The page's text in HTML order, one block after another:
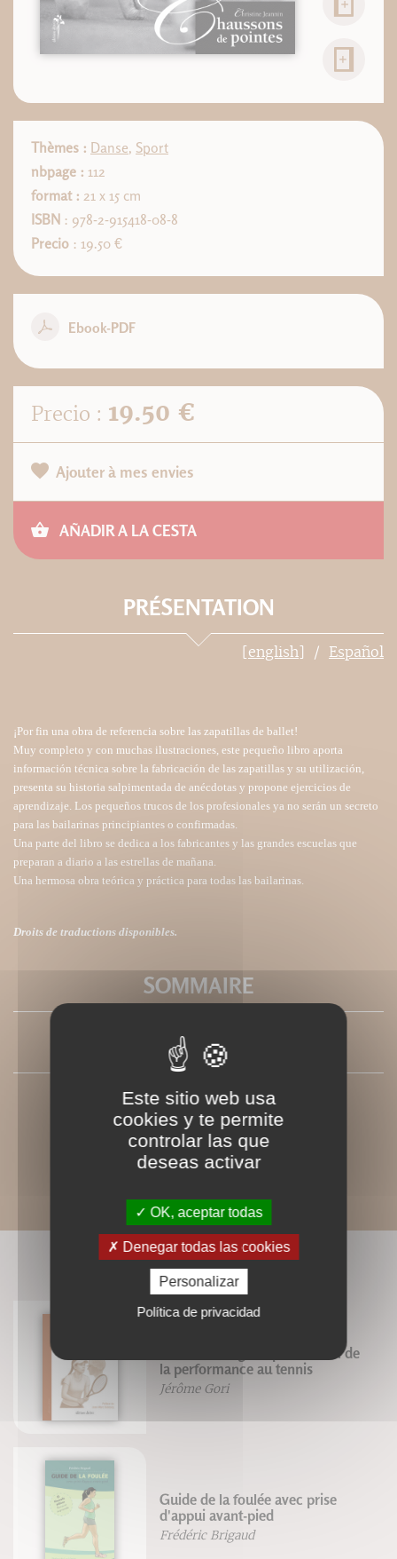
Thèmes : Danse, Sport
nbpage : 112
format : 21 x 15 cm
ISBN : 978-2-915418-08-8
Precio : 19.50 €
Ebook-PDF
Precio : 19.50 €
Ajouter à mes envies
AÑADIR A LA CESTA
PRÉSENTATION
[english] Español
¡Por fin una obra de referencia sobre las zapatillas de ballet!
Muy completo y con muchas ilustraciones, este pequeño libro aporta
información técnica sobre la fabricación de las zapatillas y su utilización,
presenta su historia salpimentada de anécdotas y propone ejercicios de
aprendizaje. Los pequeños trucos de los profesionales ya no serán un secreto
para las bailarinas principiantes o confirmadas.
Una parte del libro se dedica a los fabricantes y las grandes escuelas que
preparan a diario a las estrellas de mañana.
Una hermosa obra teórica y práctica para todas las bailarinas.
Droits de traductions disponibles.
SOMMAIRE
PRESSE
LIVRES ASSOCIÉS
Neurotraining et optimisation de
la performance au tennis
Jérôme Gori
Guide de la foulée avec prise
d'appui avant-pied
Frédéric Brigaud
Este sitio web usa
cookies y te permite
controlar las que
deseas activar
OK, aceptar todas
Denegar todas las cookies
Personalizar
Política de privacidad